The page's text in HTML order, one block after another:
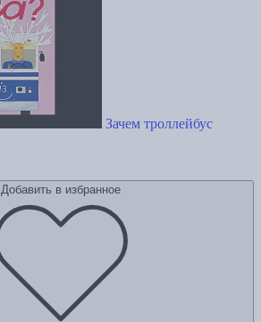
Зачем троллейбус
Добавить в избранное